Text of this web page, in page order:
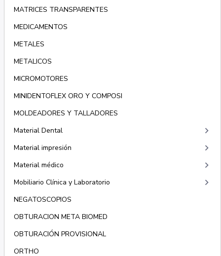
MATRICES TRANSPARENTES
MEDICAMENTOS
METALES
METALICOS
MICROMOTORES
MINIDENTOFLEX ORO Y COMPOSI
MOLDEADORES Y TALLADORES
Material Dental
keyboard_arrow_right
Material impresión keyboard_arrow_right
Material médico keyboard_arrow_right
Mobiliario Clínica y Laboratorio keyboard_arrow_right
NEGATOSCOPIOS
OBTURACION META BIOMED
OBTURACIÓN PROVISIONAL
ORTHO